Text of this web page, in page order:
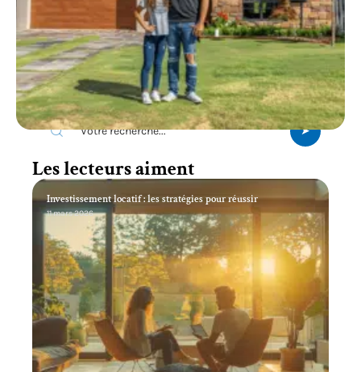
Recherche
Les lecteurs aiment
Investissement locatif : les stratégies pour réussir
11 mars 2026